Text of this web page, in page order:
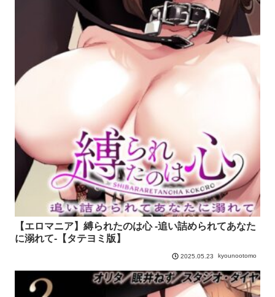
【エロマニア】縛られたのは心 -追い詰められてあなた
に溺れて-【タテヨミ版】
2025.05.23 kyounootomo